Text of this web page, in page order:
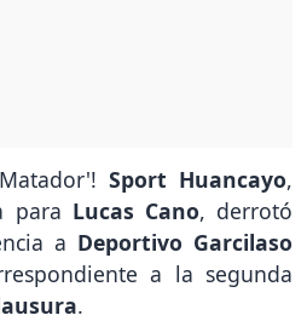
Sport Huancayo,
para Lucas Cano, derrotó
a Deportivo Garcilaso
a la segunda
.